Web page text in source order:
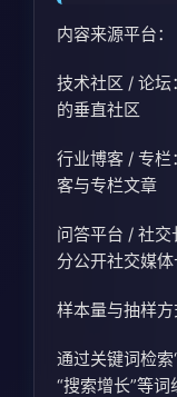
内容来源平台：
技术社区 / 论坛
的垂直社区
行业博客 / 专栏
客与专栏文章
问答平台 / 社
分公开社交媒
样本量与抽样方
通过关键词检索
“搜索增长”等词